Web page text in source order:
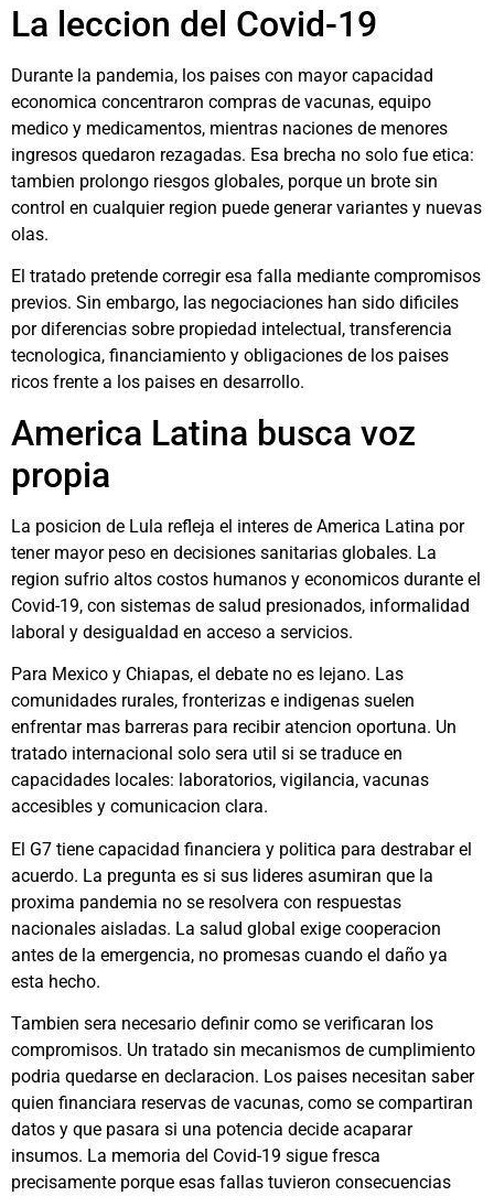
La leccion del Covid-19
Durante la pandemia, los paises con mayor capacidad
economica concentraron compras de vacunas, equipo
medico y medicamentos, mientras naciones de menores
ingresos quedaron rezagadas. Esa brecha no solo fue etica:
tambien prolongo riesgos globales, porque un brote sin
control en cualquier region puede generar variantes y nuevas
olas.
El tratado pretende corregir esa falla mediante compromisos
previos. Sin embargo, las negociaciones han sido dificiles
por diferencias sobre propiedad intelectual, transferencia
tecnologica, financiamiento y obligaciones de los paises
ricos frente a los paises en desarrollo.
America Latina busca voz
propia
La posicion de Lula refleja el interes de America Latina por
tener mayor peso en decisiones sanitarias globales. La
region sufrio altos costos humanos y economicos durante el
Covid-19, con sistemas de salud presionados, informalidad
laboral y desigualdad en acceso a servicios.
Para Mexico y Chiapas, el debate no es lejano. Las
comunidades rurales, fronterizas e indigenas suelen
enfrentar mas barreras para recibir atencion oportuna. Un
tratado internacional solo sera util si se traduce en
capacidades locales: laboratorios, vigilancia, vacunas
accesibles y comunicacion clara.
El G7 tiene capacidad financiera y politica para destrabar el
acuerdo. La pregunta es si sus lideres asumiran que la
proxima pandemia no se resolvera con respuestas
nacionales aisladas. La salud global exige cooperacion
antes de la emergencia, no promesas cuando el daño ya
esta hecho.
Tambien sera necesario definir como se verificaran los
compromisos. Un tratado sin mecanismos de cumplimiento
podria quedarse en declaracion. Los paises necesitan saber
quien financiara reservas de vacunas, como se compartiran
datos y que pasara si una potencia decide acaparar
insumos. La memoria del Covid-19 sigue fresca
precisamente porque esas fallas tuvieron consecuencias